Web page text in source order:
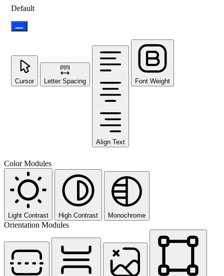
Default
Cursor Letter Spacing
Align Text
Font Weight
Color Modules
Light Contrast High Contrast Monochrome
Orientation Modules